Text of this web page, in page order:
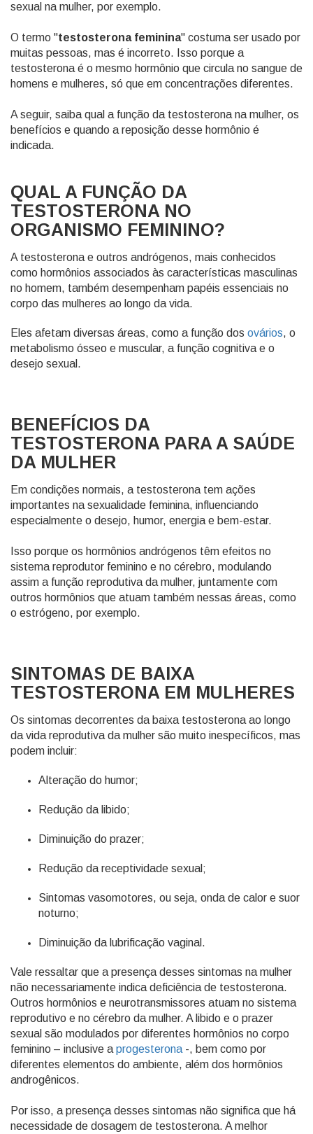
sexual na mulher, por exemplo.
O termo "testosterona feminina" costuma ser usado por
muitas pessoas, mas é incorreto. Isso porque a
testosterona é o mesmo hormônio que circula no sangue de
homens e mulheres, só que em concentrações diferentes.
A seguir, saiba qual a função da testosterona na mulher, os
benefícios e quando a reposição desse hormônio é
indicada.
QUAL A FUNÇÃO DA
TESTOSTERONA NO
ORGANISMO FEMININO?
A testosterona e outros andrógenos, mais conhecidos
como hormônios associados às características masculinas
no homem, também desempenham papéis essenciais no
corpo das mulheres ao longo da vida.
Eles afetam diversas áreas, como a função dos ovários, o
metabolismo ósseo e muscular, a função cognitiva e o
desejo sexual.
BENEFÍCIOS DA
TESTOSTERONA PARA A SAÚDE
DA MULHER
Em condições normais, a testosterona tem ações
importantes na sexualidade feminina, influenciando
especialmente o desejo, humor, energia e bem-estar.
Isso porque os hormônios andrógenos têm efeitos no
sistema reprodutor feminino e no cérebro, modulando
assim a função reprodutiva da mulher, juntamente com
outros hormônios que atuam também nessas áreas, como
o estrógeno, por exemplo.
SINTOMAS DE BAIXA
TESTOSTERONA EM MULHERES
Os sintomas decorrentes da baixa testosterona ao longo
da vida reprodutiva da mulher são muito inespecíficos, mas
podem incluir:
Alteração do humor;
Redução da libido;
Diminuição do prazer;
Redução da receptividade sexual;
Sintomas vasomotores, ou seja, onda de calor e suor
noturno;
Diminuição da lubrificação vaginal.
Vale ressaltar que a presença desses sintomas na mulher
não necessariamente indica deficiência de testosterona.
Outros hormônios e neurotransmissores atuam no sistema
reprodutivo e no cérebro da mulher. A libido e o prazer
sexual são modulados por diferentes hormônios no corpo
feminino – inclusive a progesterona -, bem como por
diferentes elementos do ambiente, além dos hormônios
androgênicos.
Por isso, a presença desses sintomas não significa que há
necessidade de dosagem de testosterona. A melhor